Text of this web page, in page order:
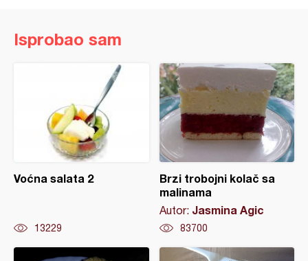
Isprobao sam
Voćna salata 2
13229
Brzi trobojni kolač sa
malinama
Autor: Jasmina Agic
83700